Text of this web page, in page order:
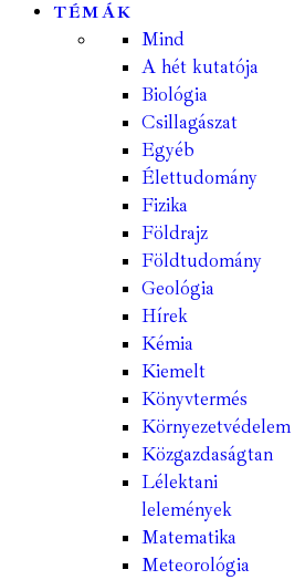
TÉMÁK
Mind
A hét kutatója
Biológia
Csillagászat
Egyéb
Élettudomány
Fizika
Földrajz
Földtudomány
Geológia
Hírek
Kémia
Kiemelt
Könyvtermés
Környezetvédelem
Közgazdaságtan
Lélektani
lelemények
Matematika
Meteorológia